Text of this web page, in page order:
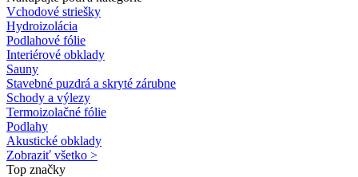
Vchodové striešky
Hydroizolácia
Podlahové fólie
Interiérové obklady
Sauny
Stavebné puzdrá a skryté zárubne
Schody a výlezy
Termoizolačné fólie
Podlahy
Akustické obklady
Zobraziť všetko >
Top značky